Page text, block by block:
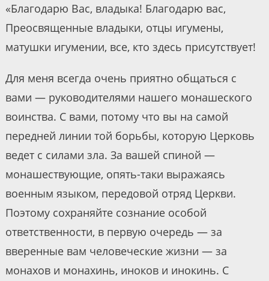
«Благодарю Вас, владыка! Благодарю вас,
Преосвященные владыки, отцы игумены,
матушки игумении, все, кто здесь присутствует!
Для меня всегда очень приятно общаться с
вами — руководителями нашего монашеского
воинства. С вами, потому что вы на самой
передней линии той борьбы, которую Церковь
ведет с силами зла. За вашей спиной —
монашествующие, опять-таки выражаясь
военным языком, передовой отряд Церкви.
Поэтому сохраняйте сознание особой
ответственности, в первую очередь — за
вверенные вам человеческие жизни — за
монахов и монахинь, иноков и инокинь. С